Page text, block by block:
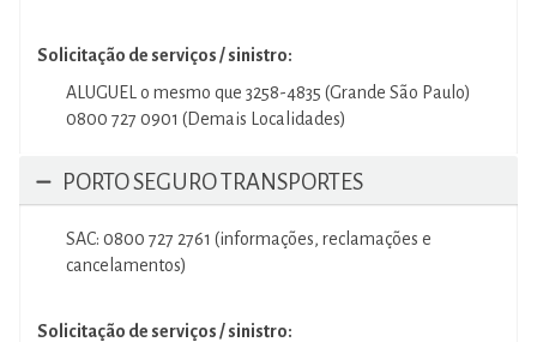
Solicitação de serviços / sinistro:
ALUGUEL o mesmo que 3258-4835 (Grande São Paulo)
0800 727 0901 (Demais Localidades)
PORTO SEGURO TRANSPORTES
SAC: 0800 727 2761 (informações, reclamações e
cancelamentos)
Solicitação de serviços / sinistro: